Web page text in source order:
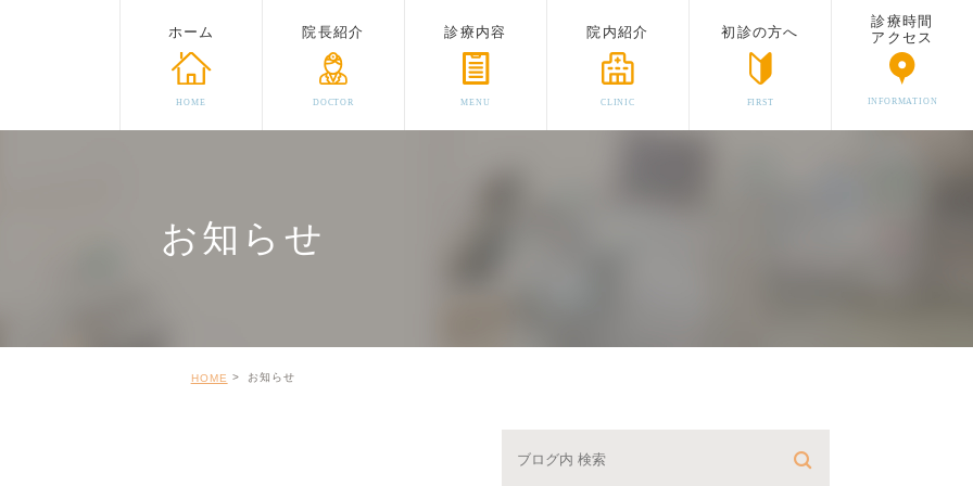
ホーム
HOME
院長紹介
DOCTOR
診療内容
MENU
院内紹介
CLINIC
初診の方へ
FIRST
診療時間
アクセス
INFORMATION
お知らせ
HOME お知らせ